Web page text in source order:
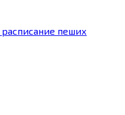
пеших